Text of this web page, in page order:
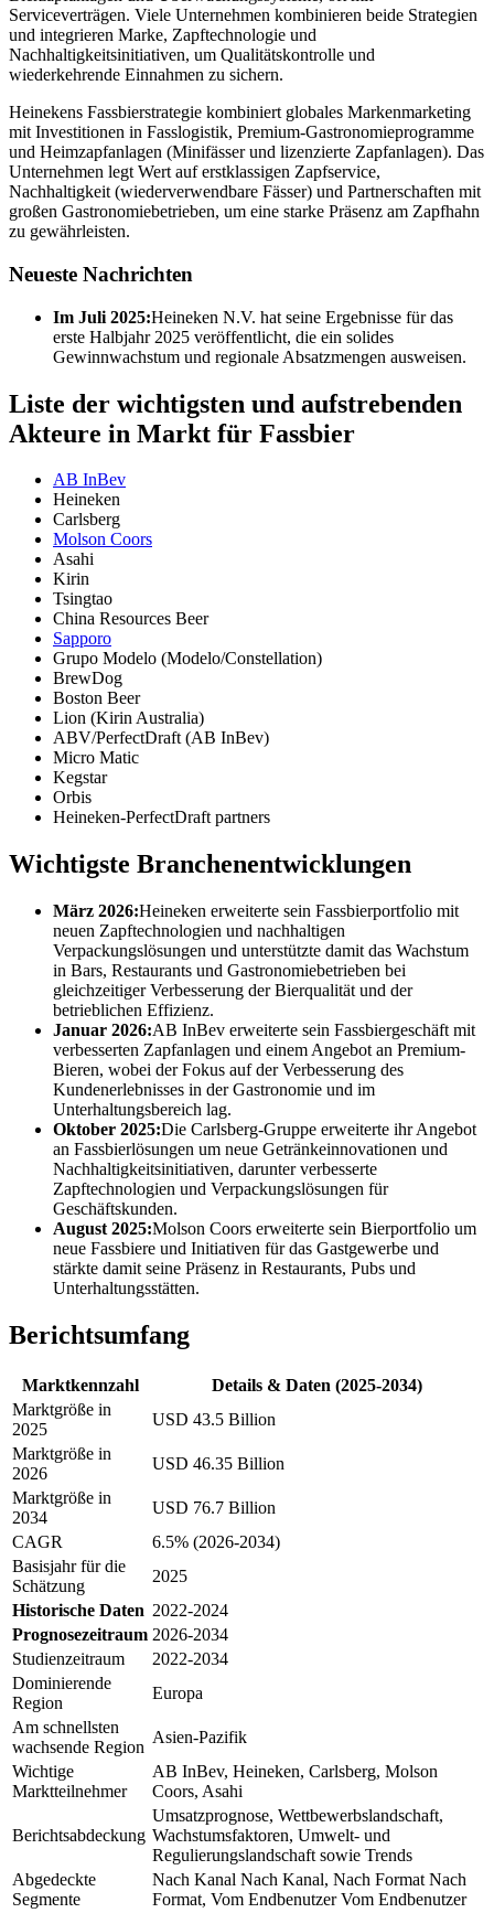
Serviceverträgen. Viele Unternehmen kombinieren beide Strategien
und integrieren Marke, Zapftechnologie und
Nachhaltigkeitsinitiativen, um Qualitätskontrolle und
wiederkehrende Einnahmen zu sichern.
Heinekens Fassbierstrategie kombiniert globales Markenmarketing
mit Investitionen in Fasslogistik, Premium-Gastronomieprogramme
und Heimzapfanlagen (Minifässer und lizenzierte Zapfanlagen). Das
Unternehmen legt Wert auf erstklassigen Zapfservice,
Nachhaltigkeit (wiederverwendbare Fässer) und Partnerschaften mit
großen Gastronomiebetrieben, um eine starke Präsenz am Zapfhahn
zu gewährleisten.
Neueste Nachrichten
Im Juli 2025:Heineken N.V. hat seine Ergebnisse für das
erste Halbjahr 2025 veröffentlicht, die ein solides
Gewinnwachstum und regionale Absatzmengen ausweisen.
Liste der wichtigsten und aufstrebenden
Akteure in Markt für Fassbier
AB InBev
Heineken
Carlsberg
Molson Coors
Asahi
Kirin
Tsingtao
China Resources Beer
Sapporo
Grupo Modelo (Modelo/Constellation)
BrewDog
Boston Beer
Lion (Kirin Australia)
ABV/PerfectDraft (AB InBev)
Micro Matic
Kegstar
Orbis
Heineken-PerfectDraft partners
Wichtigste Branchenentwicklungen
März 2026:Heineken erweiterte sein Fassbierportfolio mit
neuen Zapftechnologien und nachhaltigen
Verpackungslösungen und unterstützte damit das Wachstum
in Bars, Restaurants und Gastronomiebetrieben bei
gleichzeitiger Verbesserung der Bierqualität und der
betrieblichen Effizienz.
Januar 2026:AB InBev erweiterte sein Fassbiergeschäft mit
verbesserten Zapfanlagen und einem Angebot an Premium-
Bieren, wobei der Fokus auf der Verbesserung des
Kundenerlebnisses in der Gastronomie und im
Unterhaltungsbereich lag.
Oktober 2025:Die Carlsberg-Gruppe erweiterte ihr Angebot
an Fassbierlösungen um neue Getränkeinnovationen und
Nachhaltigkeitsinitiativen, darunter verbesserte
Zapftechnologien und Verpackungslösungen für
Geschäftskunden.
August 2025:Molson Coors erweiterte sein Bierportfolio um
neue Fassbiere und Initiativen für das Gastgewerbe und
stärkte damit seine Präsenz in Restaurants, Pubs und
Unterhaltungsstätten.
Berichtsumfang
Marktkennzahl
Details & Daten (2025-2034)
Marktgröße in
2025
USD 43.5 Billion
Marktgröße in
2026
USD 46.35 Billion
Marktgröße in
2034
USD 76.7 Billion
CAGR
6.5% (2026-2034)
Basisjahr für die
Schätzung
2025
Historische Daten 2022-2024
Prognosezeitraum 2026-2034
Studienzeitraum
2022-2034
Dominierende
Region
Europa
Am schnellsten
wachsende Region
Asien-Pazifik
Wichtige
Marktteilnehmer
AB InBev, Heineken, Carlsberg, Molson
Coors, Asahi
Berichtsabdeckung
Umsatzprognose, Wettbewerbslandschaft,
Wachstumsfaktoren, Umwelt- und
Regulierungslandschaft sowie Trends
Abgedeckte
Segmente
Nach Kanal Nach Kanal, Nach Format Nach
Format, Vom Endbenutzer Vom Endbenutzer